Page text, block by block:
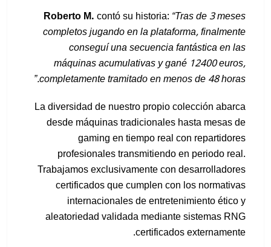
Roberto M.contó su historia:“Tras de 3 meses
completos jugando en la plataforma, finalmente
conseguí una secuencia fantástica en las
máquinas acumulativas y gané 12400 euros,
completamente tramitado en menos de 48 horas.”
La diversidad de nuestro propio colección abarca
desde máquinas tradicionales hasta mesas de
gaming en tiempo real con repartidores
profesionales transmitiendo en periodo real.
Trabajamos exclusivamente con desarrolladores
certificados que cumplen con los normativas
internacionales de entretenimiento ético y
aleatoriedad validada mediante sistemas RNG
certificados externamente.